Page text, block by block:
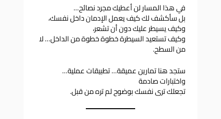
في هذا المسار لن أعطيك مجرد نصائح…
بل سأكشف لك كيف يعمل الإدمان داخل نفسك،
وكيف يسيطر عليك دون أن تشعر،
وكيف تستعيد السيطرة خطوة خطوة من الداخل… لا
من السطح.
ستجد هنا تمارين عميقة… تطبيقات عملية…
واختبارات صادمة
تجعلك ترى نفسك بوضوح لم تره من قبل.